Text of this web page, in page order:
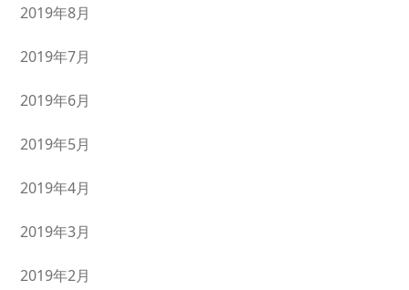
2019年8月
2019年7月
2019年6月
2019年5月
2019年4月
2019年3月
2019年2月